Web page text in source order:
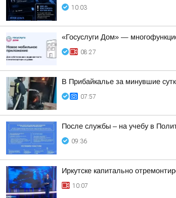
10:03
«Госуслуги Дом» —
08:27
В Прибайкалье за минувшие
07:57
После службы – на учебу в
09:36
Иркутске капитально
10:07